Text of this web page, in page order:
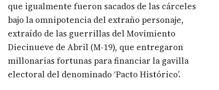
que igualmente fueron sacados de las cárceles
bajo la omnipotencia del extraño personaje,
extraído de las guerrillas del Movimiento
Diecinueve de Abril (M-19), que entregaron
millonarias fortunas para financiar la gavilla
electoral del denominado ‘Pacto Histórico’.